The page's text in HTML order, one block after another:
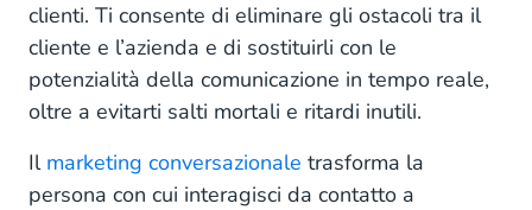
clienti. Ti consente di eliminare gli ostacoli tra il
cliente e l’azienda e di sostituirli con le
potenzialità della comunicazione in tempo reale,
oltre a evitarti salti mortali e ritardi inutili.
Il marketing conversazionale trasforma la
persona con cui interagisci da contatto a